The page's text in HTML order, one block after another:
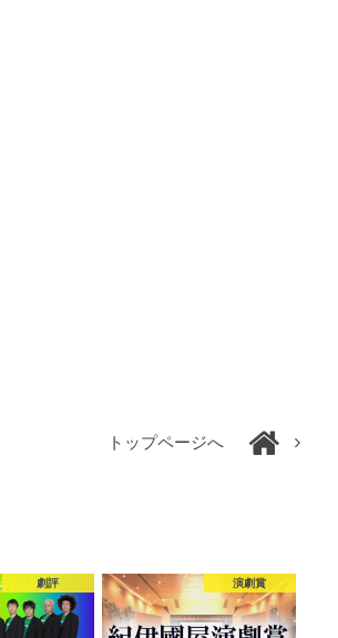
トップページへ
劇評 演劇賞